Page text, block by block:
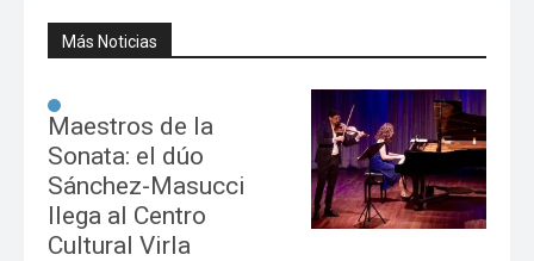
Más Noticias
Maestros de la
Sonata: el dúo
Sánchez-Masucci
llega al Centro
Cultural Virla